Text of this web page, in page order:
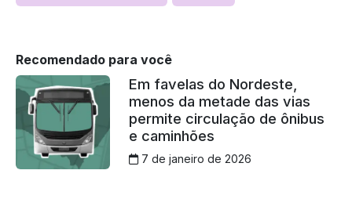
Recomendado para você
Em favelas do Nordeste,
menos da metade das vias
permite circulação de ônibus
e caminhões
7 de janeiro de 2026